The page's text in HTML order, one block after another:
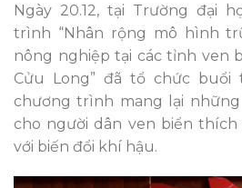
Ngày 20.12, tại Trường đại
trình “Nhân rộng mô hình
nông nghiệp tại các tỉnh ven
Cửu Long” đã tổ chức buổi
chương trình mang lại
cho người dân ven biển
với biến đổi khí hậu.